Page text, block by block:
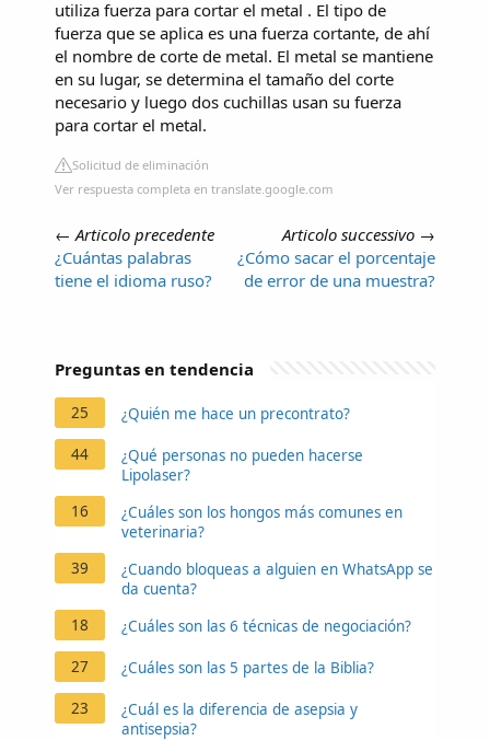
utiliza fuerza para cortar el metal . El tipo de
fuerza que se aplica es una fuerza cortante, de ahí
el nombre de corte de metal. El metal se mantiene
en su lugar, se determina el tamaño del corte
necesario y luego dos cuchillas usan su fuerza
para cortar el metal.
Solicitud de eliminación
Ver respuesta completa en translate.google.com
← Articolo precedente
¿Cuántas palabras
tiene el idioma ruso?
Articolo successivo →
¿Cómo sacar el porcentaje
de error de una muestra?
Preguntas en tendencia
25 ¿Quién me hace un precontrato?
44
¿Qué personas no pueden hacerse
Lipolaser?
16
¿Cuáles son los hongos más comunes en
veterinaria?
39
¿Cuando bloqueas a alguien en WhatsApp se
da cuenta?
18
¿Cuáles son las 6 técnicas de negociación?
27 ¿Cuáles son las 5 partes de la Biblia?
23
¿Cuál es la diferencia de asepsia y
antisepsia?